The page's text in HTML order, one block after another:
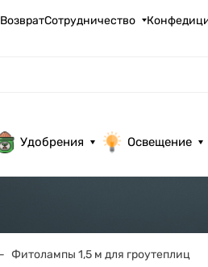
ВозвратСотрудничество
Удобрения Освещение
Фитолампы 1,5 м для гроутеплиц